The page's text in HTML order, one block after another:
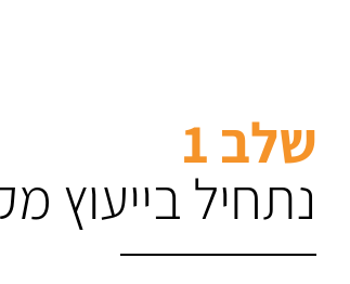
שלב 1
נתחיל בייעוץ